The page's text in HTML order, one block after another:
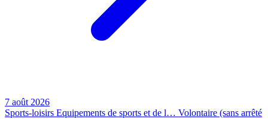
7 août 2026
Sports-loisirs Equipements de sports et de l… Volontaire (sans arrêté